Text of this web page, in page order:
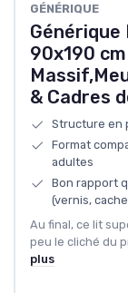
GÉNÉRIQUE
90x190
& Cadres
Structure en
Format
adultes
Bon rapport
(vernis,
Au final, ce lit
peu le cliché du
plus